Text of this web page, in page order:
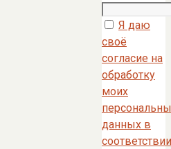
Я даю
своё
согласие на
обработку
моих
данных в
соответствии